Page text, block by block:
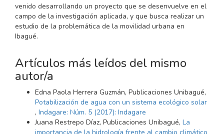
venido desarrollando un proyecto que se desenvuelve en el
campo de la investigación aplicada, y que busca realizar un
estudio de la problemática de la movilidad urbana en
Ibagué.
Artículos más leídos del mismo
autor/a
Edna Paola Herrera Guzmán, Publicaciones Unibagué,
Potabilización de agua con un sistema ecológico solar
, Indagare: Núm. 5 (2017): Indagare
Juana Restrepo Díaz, Publicaciones Unibagué, La